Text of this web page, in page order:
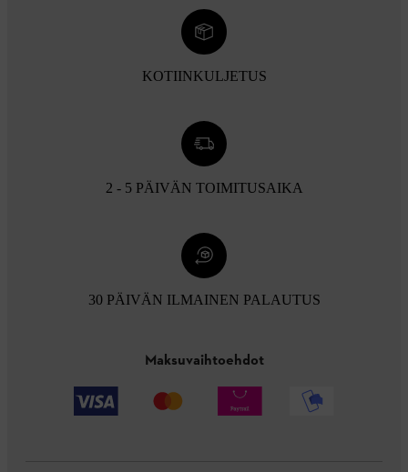
KOTIINKULJETUS
2 - 5 PÄIVÄN TOIMITUSAIKA
30 PÄIVÄN ILMAINEN PALAUTUS
Maksuvaihtoehdot